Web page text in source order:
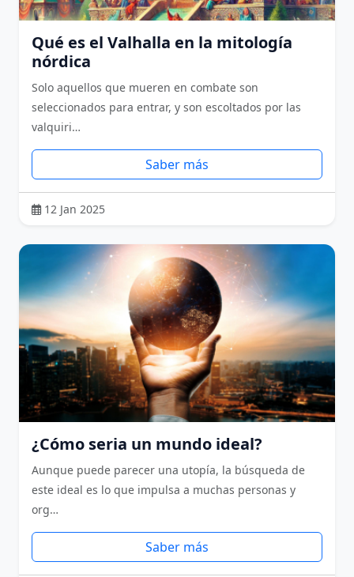
Qué es el Valhalla en la mitología
nórdica
Solo aquellos que mueren en combate son
seleccionados para entrar, y son escoltados por las
valquiri…
Saber más
12 Jan 2025
¿Cómo seria un mundo ideal?
Aunque puede parecer una utopía, la búsqueda de
este ideal es lo que impulsa a muchas personas y
org…
Saber más